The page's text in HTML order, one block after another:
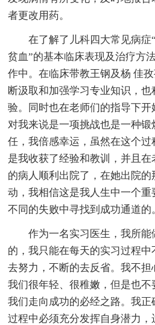
者更改用药。
在了解了儿科四大常见病症
贫血”的基本临床表现及治疗方
作中。在临床带教王钢及杨 佳
断汲取和加强学习专业知识，
验。同时也在老师们的指导下
对我来说是一项挑战也是一种
任，我倍感幸运，虽然在这个
是我收获了经验和教训，并且
的病人顺利出院了，在她出院
动，我相信这是我人生中一个
不同的失败中寻找到成功通道的
作为一名实习医生，我所
的，我只能在每天的实习过程
去努力，不断的去反省。我不
我们很年轻、很稚嫩，但是也
我们走向成功的必经之路。我
过程中必须充分发挥自身潜力